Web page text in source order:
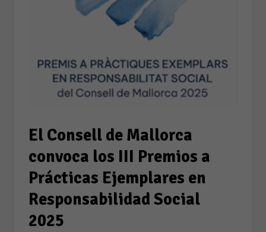
El Consell de Mallorca
convoca los III Premios a
Prácticas Ejemplares en
Responsabilidad Social
2025